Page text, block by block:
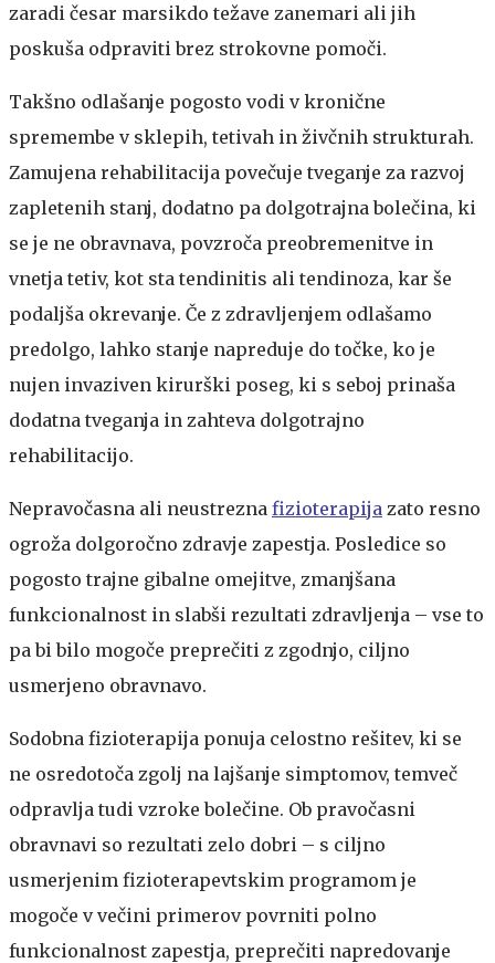
zaradi česar marsikdo težave zanemari ali jih
poskuša odpraviti brez strokovne pomoči.
Takšno odlašanje pogosto vodi v kronične
spremembe v sklepih, tetivah in živčnih strukturah.
Zamujena rehabilitacija povečuje tveganje za razvoj
zapletenih stanj, dodatno pa dolgotrajna bolečina, ki
se je ne obravnava, povzroča preobremenitve in
vnetja tetiv, kot sta tendinitis ali tendinoza, kar še
podaljša okrevanje. Če z zdravljenjem odlašamo
predolgo, lahko stanje napreduje do točke, ko je
nujen invaziven kirurški poseg, ki s seboj prinaša
dodatna tveganja in zahteva dolgotrajno
rehabilitacijo.
Nepravočasna ali neustrezna fizioterapija zato resno
ogroža dolgoročno zdravje zapestja. Posledice so
pogosto trajne gibalne omejitve, zmanjšana
funkcionalnost in slabši rezultati zdravljenja – vse to
pa bi bilo mogoče preprečiti z zgodnjo, ciljno
usmerjeno obravnavo.
Sodobna fizioterapija ponuja celostno rešitev, ki se
ne osredotoča zgolj na lajšanje simptomov, temveč
odpravlja tudi vzroke bolečine. Ob pravočasni
obravnavi so rezultati zelo dobri – s ciljno
usmerjenim fizioterapevtskim programom je
mogoče v večini primerov povrniti polno
funkcionalnost zapestja, preprečiti napredovanje